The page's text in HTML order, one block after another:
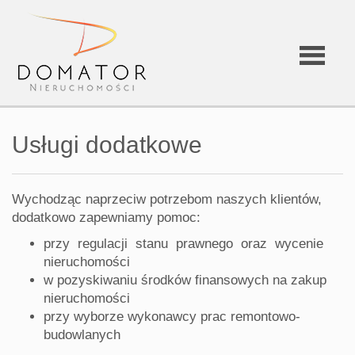
Strona
firmie
Usługi dodatkowe
Wychodząc naprzeciw potrzebom naszych klientów,
dodatkowo zapewniamy pomoc:
przy regulacji stanu prawnego oraz wycenie
nieruchomości
w pozyskiwaniu środków finansowych na zakup
nieruchomości
przy wyborze wykonawcy prac remontowo-
budowlanych